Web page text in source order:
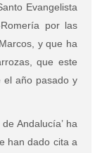
Evangelista
por las
y que ha
que este
el año pasado y
Andalucía’ ha
han dado cita a